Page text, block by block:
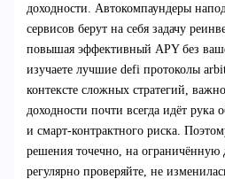
доходности. Автокомпаундеры
сервисов берут на себя задачу
повышая эффективный APY без
изучаете лучшие defi протоколы
контексте сложных стратегий,
доходности почти всегда идёт рука
и смарт‑контрактного риска.
решения точечно, на ограничённую
регулярно проверяйте, не